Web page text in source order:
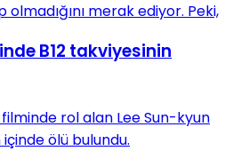
B12 takviyesinin